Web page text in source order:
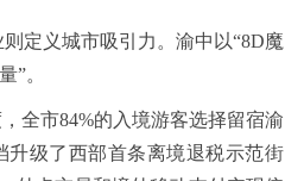
定义城市吸引力。渝中以“8D魔
”。
全市84%的入境游客选择留宿渝
级了西部首条离境退税示范街